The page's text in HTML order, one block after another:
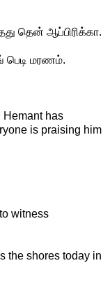
தென் ஆப்பிரிக்கா.
பெடி மரணம்.
Hemant has
is praising him
witness
the shores today in